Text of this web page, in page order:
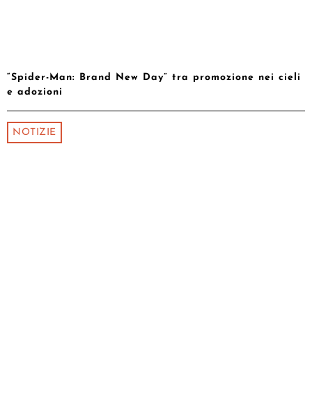
“Spider-Man: Brand New Day” tra promozione nei cieli
e adozioni
NOTIZIE